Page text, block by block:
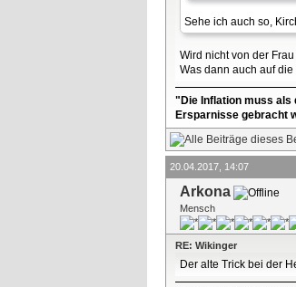
Sehe ich auch so,
Wird nicht von der
Was dann auch auf die
"Die Inflation muss als
Ersparnisse gebracht
20.04.2017, 14:07
Arkona
Mensch
RE: Wikinger
Der alte Trick bei der